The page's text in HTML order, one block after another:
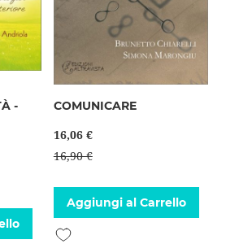
-
COMUNICARE
16,06 €
16,90 €
Aggiungi al Carrello
Aggiungi alla lista desideri